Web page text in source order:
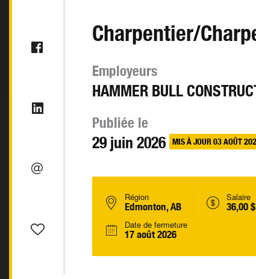
Charpentier/
Employeurs
HAMMER BULL
Publiée le
29 juin 2026 MIS À JOUR 03 AOÛT
Région
Edmonton, AB
Salaire
36,00
Date de fermeture
17 août 2026